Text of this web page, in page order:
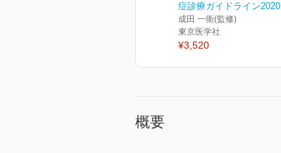
症診療ガイドライン2020
成田 一衛(監修)
東京医学社
¥3,520
概要